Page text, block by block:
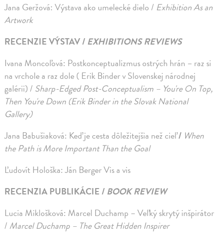
Jana Geržová: Výstava ako umelecké dielo / Exhibition As an
Artwork
RECENZIE VÝSTAV / EXHIBITIONS REVIEWS
Ivana Moncoľová: Postkonceptualizmus ostrých hrán – raz si
na vrchole a raz dole ( Erik Binder v Slovenskej národnej
galérii) / Sharp-Edged Post-Conceptualism – You're On Top,
Then You're Down (Erik Binder in the Slovak National
Gallery)
Jana Babušiaková: Keď je cesta dôležitejšia než cieľ/ When
the Path is More Important Than the Goal
Ľudovít Hološka: Ján Berger Vis a vis
RECENZIA PUBLIKÁCIE / BOOK REVIEW
Lucia Miklošková: Marcel Duchamp – Veľký skrytý inšpirátor
/ Marcel Duchamp – The Great Hidden Inspirer